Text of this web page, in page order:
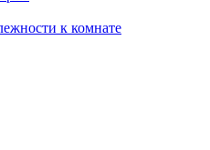
к комнате